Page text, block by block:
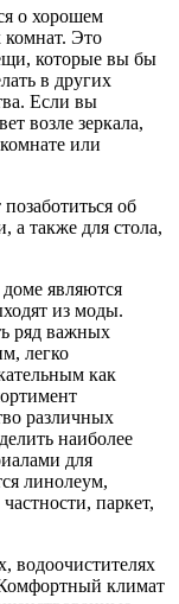
о хорошем
комнат. Это
которые вы бы
в других
Если вы
возле зеркала,
или
об
а также для стола,
являются
из моды.
ряд важных
легко
как
различных
наиболее
для
линолеум,
паркет,
водоочистителях
климат